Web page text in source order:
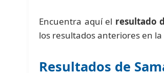
Encuentra aquí el resultado
los resultados anteriores en
Resultados de